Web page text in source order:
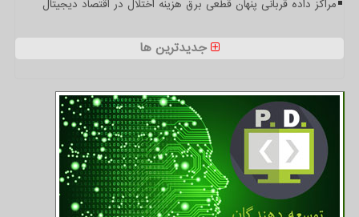
مراکز داده قربانی پنهان قطعی برق هزینه اختلال در اقتصاد دیجیتال
جدیدترین ها